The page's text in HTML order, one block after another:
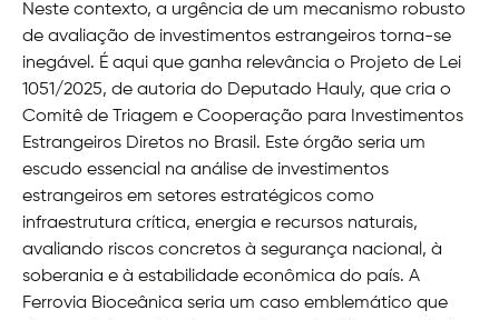
Neste contexto, a urgência de um mecanismo robusto
de avaliação de investimentos estrangeiros torna-se
inegável. É aqui que ganha relevância o Projeto de Lei
1051/2025, de autoria do Deputado Hauly, que cria o
Comitê de Triagem e Cooperação para Investimentos
Estrangeiros Diretos no Brasil. Este órgão seria um
escudo essencial na análise de investimentos
estrangeiros em setores estratégicos como
infraestrutura crítica, energia e recursos naturais,
avaliando riscos concretos à segurança nacional, à
soberania e à estabilidade econômica do país. A
Ferrovia Bioceânica seria um caso emblemático que